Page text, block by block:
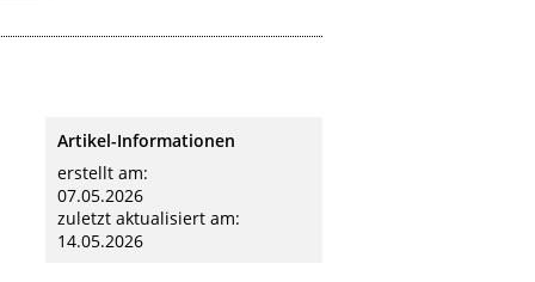
Artikel-Informationen
erstellt am:
07.05.2026
zuletzt aktualisiert am:
14.05.2026